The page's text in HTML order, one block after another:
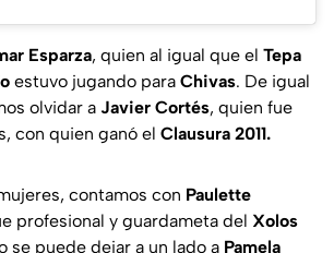
Esparza, quien al igual que el Tepa
estuvo jugando para Chivas. De igual
olvidar a Javier Cortés, quien fue
con quien ganó el Clausura 2011.
contamos con Paulette
profesional y guardameta del Xolos
se puede dejar a un lado a Pamela